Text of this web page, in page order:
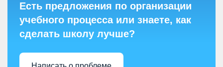
Есть предложения по организации
учебного процесса или знаете, как
сделать школу лучше?